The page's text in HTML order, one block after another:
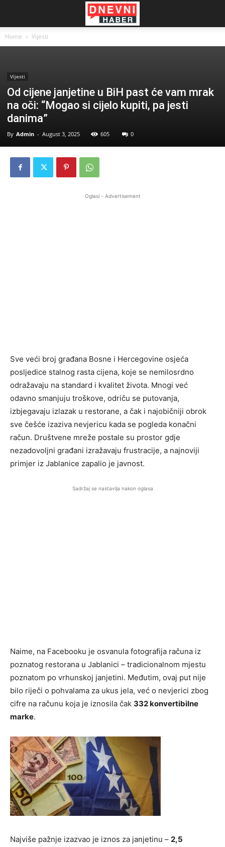
Home Vijesti
Vijesti
Od cijene janjetine u BiH past će vam mrak
na oči: “Mogao si cijelo kupiti, pa jesti
danima”
By Admin - August 3, 2025 605 0
Oglasi - Advertisement
Sve veći broj građana Bosne i Hercegovine osjeća
posljedice stalnog rasta cijena, koje se nemilosrdno
odražavaju na standard i kvalitet života. Mnogi već
odavno smanjuju troškove, odriču se putovanja,
izbjegavaju izlazak u restorane, a čak i najobičniji obrok
sve češće izaziva nevjericu kada se pogleda konačni
račun. Društvene mreže postale su prostor gdje
nezadovoljni građani izražavaju frustracije, a najnoviji
primjer iz Jablanice zapalio je javnost.
Sadržaj se nastavlja nakon oglasa
Naime, na Facebooku je osvanula fotografija računa iz
poznatog restorana u Jablanici – tradicionalnom mjestu
poznatom po vrhunskoj janjetini. Međutim, ovaj put nije
bilo riječi o pohvalama za ukus jela, već o nevjerici zbog
cifre na računu koja je iznosila čak 332 konvertibilne
marke.
Najviše pažnje izazvao je iznos za janjetinu – 2,5